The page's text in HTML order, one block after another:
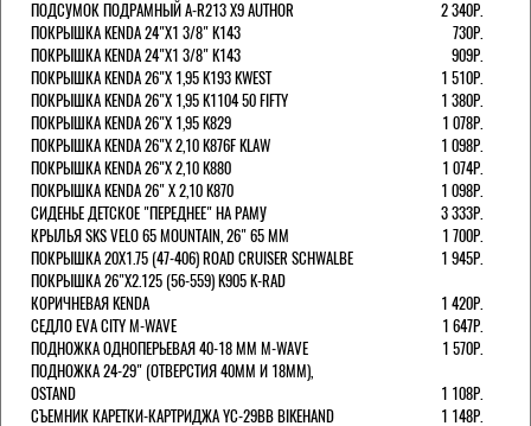
ПОДСУМОК ПОДРАМНЫЙ A-R213 X9 AUTHOR
2 340Р.
ПОКРЫШКА KENDA 24"Х1 3/8" K143
730Р.
ПОКРЫШКА KENDA 24"Х1 3/8" K143
909Р.
ПОКРЫШКА KENDA 26"Х 1,95 K193 KWEST
1 510Р.
ПОКРЫШКА KENDA 26"Х 1,95 K1104 50 FIFTY
1 380Р.
ПОКРЫШКА KENDA 26"Х 1,95 K829
1 078Р.
ПОКРЫШКА KENDA 26"Х 2,10 K876F KLAW
1 098Р.
ПОКРЫШКА KENDA 26"Х 2,10 K880
1 074Р.
ПОКРЫШКА KENDA 26" Х 2,10 K870
1 098Р.
СИДЕНЬЕ ДЕТСКОЕ "ПЕРЕДНЕЕ" НА РАМУ
3 333Р.
КРЫЛЬЯ SKS VELO 65 MOUNTAIN, 26" 65 ММ
1 700Р.
ПОКРЫШКА 20X1.75 (47-406) ROAD CRUISER SCHWALBE
1 945Р.
ПОКРЫШКА 26"Х2.125 (56-559) K905 K-RAD
КОРИЧНЕВАЯ KENDA
1 420Р.
СЕДЛО EVA CITY M-WAVE
1 647Р.
ПОДНОЖКА ОДНОПЕРЬЕВАЯ 40-18 ММ M-WAVE
1 570Р.
ПОДНОЖКА 24-29" (ОТВЕРСТИЯ 40ММ И 18ММ),
OSTAND
1 108Р.
СЪЕМНИК КАРЕТКИ-КАРТРИДЖА YC-29BB BIKEHAND
1 148Р.